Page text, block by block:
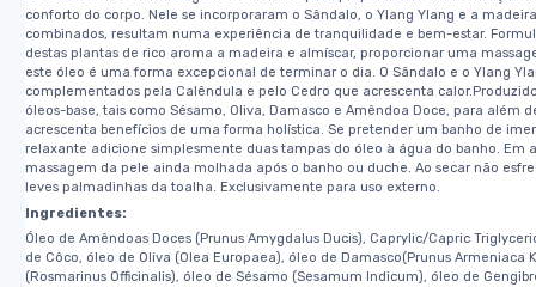
conforto do corpo. Nele se incorporaram o Sândalo, o Ylang Ylang e a
combinados, resultam numa experiência de tranquilidade e bem-estar.
destas plantas de rico aroma a madeira e almíscar, proporcionar uma
este óleo é uma forma excepcional de terminar o dia. O Sândalo e o Ylang
complementados pela Calêndula e pelo Cedro que acrescenta
óleos-base, tais como Sésamo, Oliva, Damasco e Amêndoa Doce, para além
acrescenta benefícios de uma forma holística. Se pretender um banho de
relaxante adicione simplesmente duas tampas do óleo à água do banho. Em
massagem da pele ainda molhada após o banho ou duche. Ao secar não
leves palmadinhas da toalha. Exclusivamente para uso externo.
Ingredientes:
Óleo de Amêndoas Doces (Prunus Amygdalus Ducis), Caprylic/Capric
de Côco, óleo de Oliva (Olea Europaea), óleo de Damasco(Prunus Armeniaca
(Rosmarinus Officinalis), óleo de Sésamo (Sesamum Indicum), óleo de